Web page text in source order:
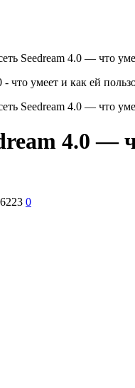
Seedream 4.0 — что
Seedream 4.0 — что
4.0 —
6223 0